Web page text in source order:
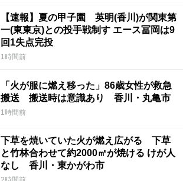
【速報】夏の甲子園 英明(香川)が関東第
一(東東京)との投手戦制す エース冨岡は9
回1失点完投
1時間前
「火が服に燃え移った」86歳女性が救急
搬送 搬送時は意識あり 香川・丸亀市
1時間前
下草を焼いていた火が燃え広がる 下草
と竹林合わせて約2000㎡が焼ける けが人
なし 香川・東かがわ市